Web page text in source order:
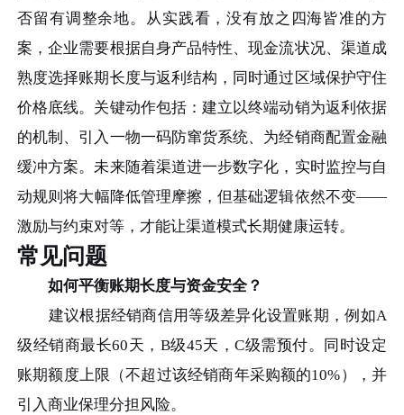
否留有调整余地。从实践看，没有放之四海皆准的方
案，企业需要根据自身产品特性、现金流状况、渠道成
熟度选择账期长度与返利结构，同时通过区域保护守住
价格底线。关键动作包括：建立以终端动销为返利依据
的机制、引入一物一码防窜货系统、为经销商配置金融
缓冲方案。未来随着渠道进一步数字化，实时监控与自
动规则将大幅降低管理摩擦，但基础逻辑依然不变——
激励与约束对等，才能让渠道模式长期健康运转。
常见问题
如何平衡账期长度与资金安全？
建议根据经销商信用等级差异化设置账期，例如A
级经销商最长60天，B级45天，C级需预付。同时设定
账期额度上限（不超过该经销商年采购额的10%），并
引入商业保理分担风险。